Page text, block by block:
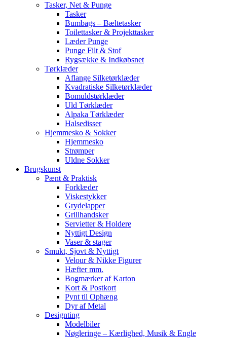
Tasker, Net & Punge
Tasker
Bumbags – Bæltetasker
Toilettasker & Projekttasker
Læder Punge
Punge Filt & Stof
Rygsække & Indkøbsnet
Tørklæder
Aflange Silketørklæder
Kvadratiske Silketørklæder
Bomuldstørklæder
Uld Tørklæder
Alpaka Tørklæder
Halsedisser
Hjemmesko & Sokker
Hjemmesko
Strømper
Uldne Sokker
Brugskunst
Pænt & Praktisk
Forklæder
Viskestykker
Grydelapper
Grillhandsker
Servietter & Holdere
Nyttigt Design
Vaser & stager
Smukt, Sjovt & Nyttigt
Velour & Nikke Figurer
Hæfter mm.
Bogmærker af Karton
Kort & Postkort
Pynt til Ophæng
Dyr af Metal
Designting
Modelbiler
Nøgleringe – Kærlighed, Musik & Engle